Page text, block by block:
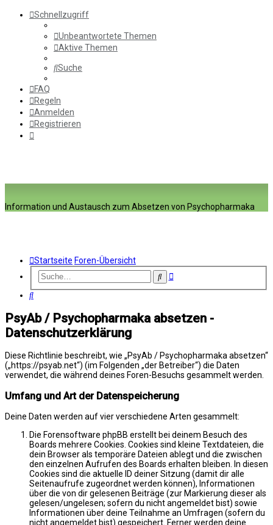
Schnellzugriff
Unbeantwortete Themen
Aktive Themen
Suche
FAQ
Regeln
Anmelden
Registrieren
Information und Austausch zum Absetzen von Psychopharmaka
Startseite Foren-Übersicht
SucheErweiterte
Suche
PsyAb / Psychopharmaka absetzen -
Datenschutzerklärung
Diese Richtlinie beschreibt, wie „PsyAb / Psychopharmaka absetzen“
(„https://psyab.net“) (im Folgenden „der Betreiber“) die Daten
verwendet, die während deines Foren-Besuchs gesammelt werden.
Umfang und Art der Datenspeicherung
Deine Daten werden auf vier verschiedene Arten gesammelt:
Die Forensoftware phpBB erstellt bei deinem Besuch des
Boards mehrere Cookies. Cookies sind kleine Textdateien, die
dein Browser als temporäre Dateien ablegt und die zwischen
den einzelnen Aufrufen des Boards erhalten bleiben. In diesen
Cookies sind die aktuelle ID deiner Sitzung (damit dir alle
Seitenaufrufe zugeordnet werden können), Informationen
über die von dir gelesenen Beiträge (zur Markierung dieser als
gelesen/ungelesen; sofern du nicht angemeldet bist) sowie
Informationen über deine Teilnahme an Umfragen (sofern du
nicht angemeldet bist) gespeichert. Ferner werden deine